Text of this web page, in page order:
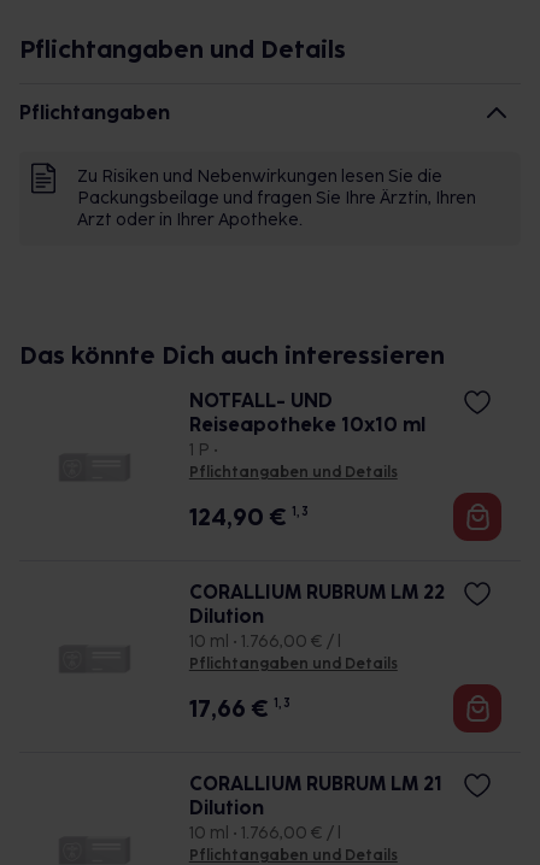
Pflichtangaben und Details
Pflichtangaben
Zu Risiken und Nebenwirkungen lesen Sie die
Packungsbeilage und fragen Sie Ihre Ärztin, Ihren
Arzt oder in Ihrer Apotheke.
Das könnte Dich auch interessieren
NOTFALL- UND
Reiseapotheke 10x10 ml
1 P •
Pflichtangaben und Details
124,90 € 1, 3
CORALLIUM RUBRUM LM 22
Dilution
10 ml • 1.766,00 € / l
Pflichtangaben und Details
17,66 € 1, 3
CORALLIUM RUBRUM LM 21
Dilution
10 ml • 1.766,00 € / l
Pflichtangaben und Details